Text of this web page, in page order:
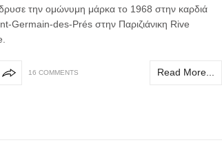
την ομώνυμη μάρκα το 1968 στην καρδιά
Germain-des-Prés στην Παριζιάνικη Rive
16 COMMENTS Read More...